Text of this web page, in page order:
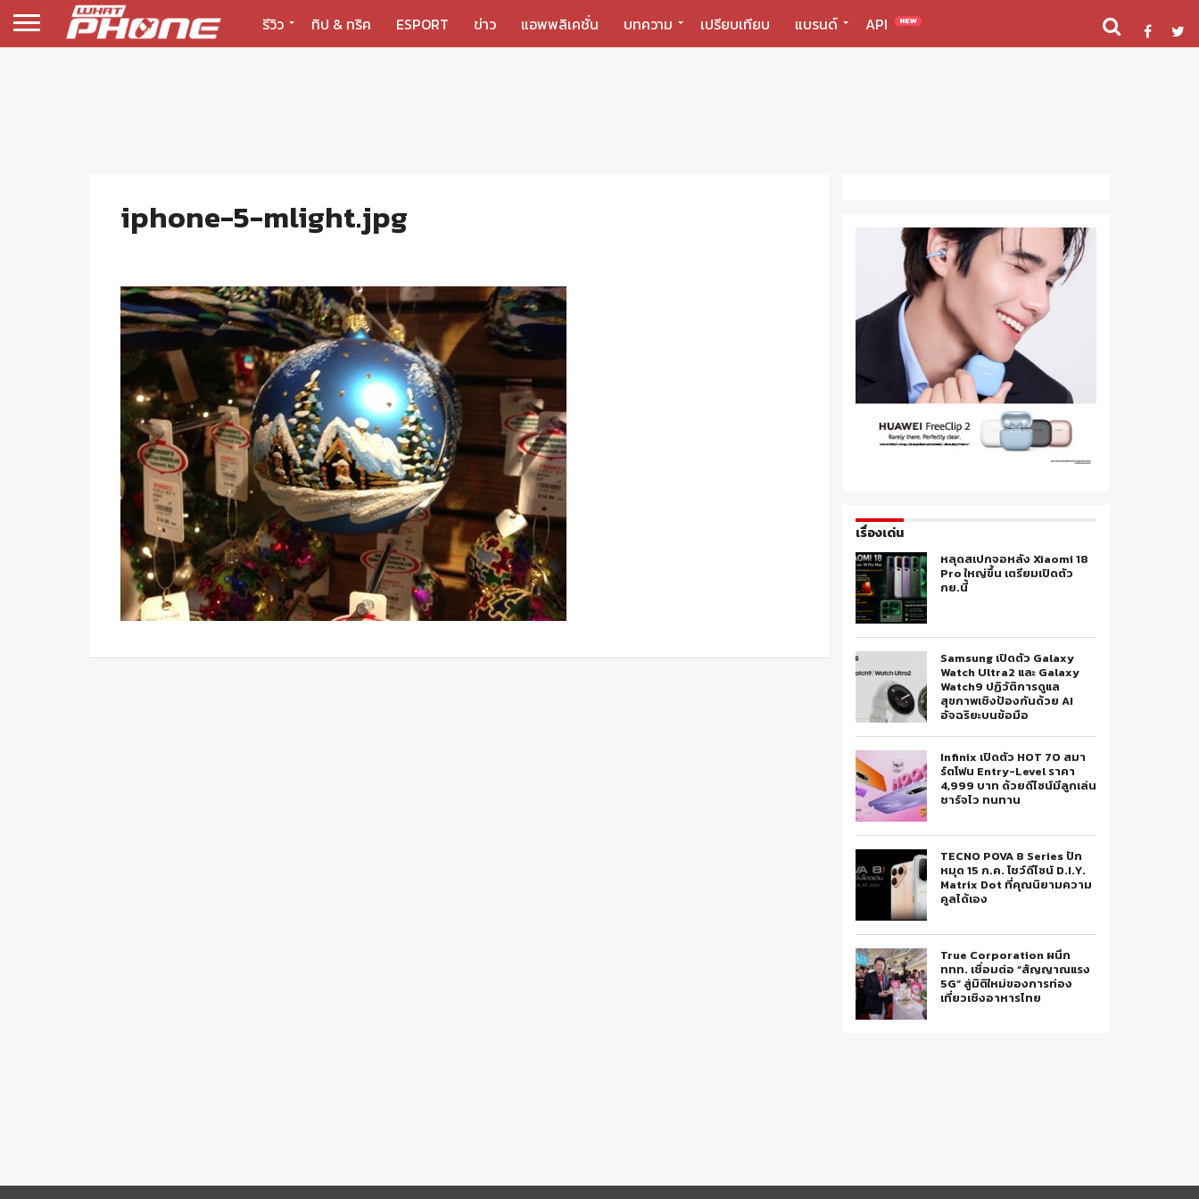
รีวิว ทิป & ทริค ESPORT ข่าว แอพพลิเคชั่น บทความ เปรียบเทียบ แบรนด์ API NEW
iphone-5-mlight.jpg
เรื่องเด่น
หลุดสเปกจอหลัง Xiaomi 18
Pro ใหญ่ขึ้น เตรียมเปิดตัว
กย.นี้
Samsung เปิดตัว Galaxy
Watch Ultra2 และ Galaxy
Watch9 ปฏิวัติการดูแล
สุขภาพเชิงป้องกันด้วย AI
อัจฉริยะบนข้อมือ
Infinix เปิดตัว HOT 70 สมา
ร์ตโฟน Entry-Level ราคา
4,999 บาท ด้วยดีไซน์มีลูกเล่น
ชาร์จไว ทนทาน
TECNO POVA 8 Series ปัก
หมุด 15 ก.ค. โชว์ดีไซน์ D.I.Y.
Matrix Dot ที่คุณนิยามความ
คูลได้เอง
True Corporation ผนึก
ททท. เชื่อมต่อ “สัญญาณแรง
5G” สู่มิติใหม่ของการท่อง
เที่ยวเชิงอาหารไทย